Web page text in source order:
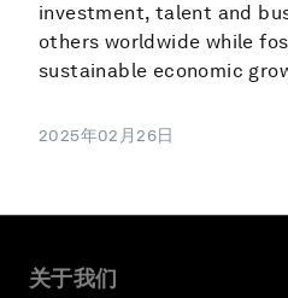
investment, talent and
others worldwide while
sustainable economic
2025年02月26日
关于我们